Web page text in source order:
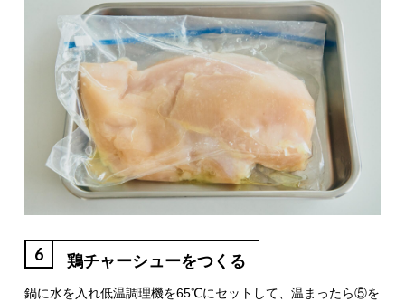
6 鶏チャーシューをつくる
鍋に水を入れ低温調理機を65℃にセットして、温まったら⑤を